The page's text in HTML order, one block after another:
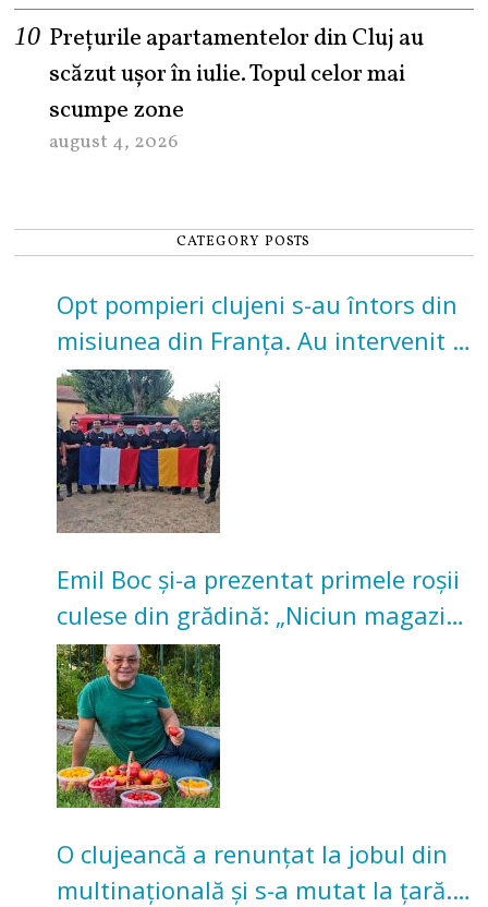
Prețurile apartamentelor din Cluj au
scăzut ușor în iulie. Topul celor mai
scumpe zone
august 4, 2026
CATEGORY POSTS
Opt pompieri clujeni s-au întors din
misiunea din Franța. Au intervenit la
incendii de vegetație și pădure
Emil Boc și-a prezentat primele roșii
culese din grădină: „Niciun magazin
nu poate oferi această satisfacție”
O clujeancă a renunțat la jobul din
multinațională și s-a mutat la țară.